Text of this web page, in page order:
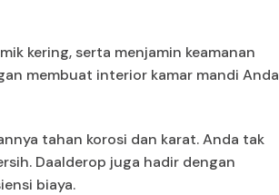
kering, serta menjamin keamanan
membuat interior kamar mandi Anda
tahan korosi dan karat. Anda tak
Daalderop juga hadir dengan
biaya.